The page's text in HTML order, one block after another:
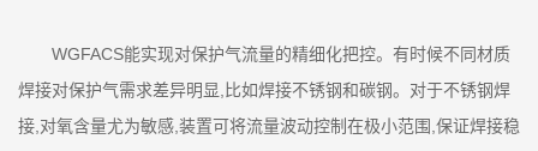
WGFACS能实现对保护气流量的精细化把控。有时候不同材质
焊接对保护气需求差异明显,比如焊接不锈钢和碳钢。对于不锈钢焊
接,对氧含量尤为敏感,装置可将流量波动控制在极小范围,保证焊接稳